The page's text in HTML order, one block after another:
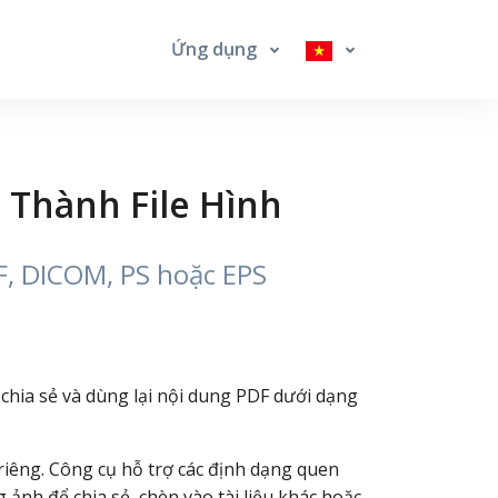
Ứng dụng
Thành File Hình
PS hoặc EPS
sẻ và dùng lại nội dung PDF dưới dạng
Công cụ hỗ trợ các định dạng quen